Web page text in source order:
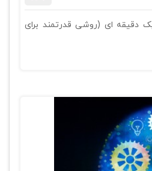
دقیقه ای (روشی قدرتمند برای